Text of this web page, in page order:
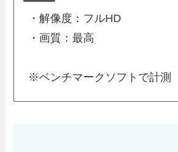
・解像度：フルHD
・画質：最高
※ベンチマークソフトで計測